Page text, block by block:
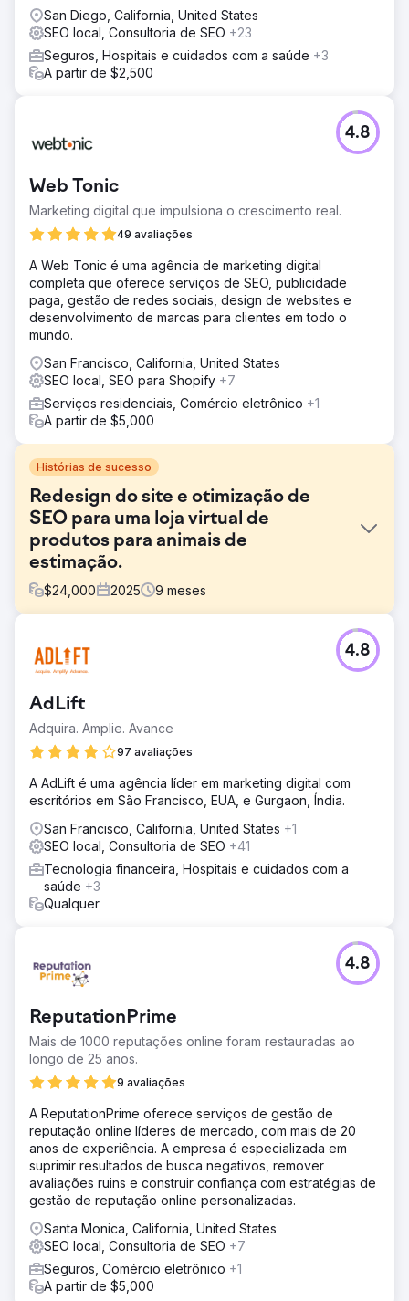
San Diego, California, United States
SEO local, Consultoria de SEO +23
Seguros, Hospitais e cuidados com a saúde +3
A partir de $2,500
Web Tonic
Marketing digital que impulsiona o crescimento real.
49 avaliações
4.8
A Web Tonic é uma agência de marketing digital
completa que oferece serviços de SEO, publicidade
paga, gestão de redes sociais, design de websites e
desenvolvimento de marcas para clientes em todo o
mundo.
San Francisco, California, United States
SEO local, SEO para Shopify +7
Serviços residenciais, Comércio eletrônico +1
A partir de $5,000
Histórias de sucesso
Redesign do site e otimização de
SEO para uma loja virtual de
produtos para animais de
estimação.
$24,000 2025 9 meses
Uma loja virtual de móveis enfrentava queda no tráfego
orgânico devido à arquitetura desatualizada do site,
páginas de produtos. As taxas de conversão estavam
abaixo da média do setor.
Solução
dispositivos móveis e SEO. Melhoramos os Core Web
Vitals, otimizamos o esquema de produtos, aprimoramos
o conteúdo das páginas de categoria e implementamos
links internos estratégicos. Simultaneamente, lançamos
campanhas de marketing de conteúdo e aquisição de
links.
Resultado
médio do pedido • 54 posições entre as 3 primeiras
palavras-chave • Crescimento de 2,6 vezes nas vendas
online mensais
Ir para a página da agência
AdLift
Adquira. Amplie. Avance
97 avaliações
4.8
A AdLift é uma agência líder em marketing digital com
escritórios em São Francisco, EUA, e Gurgaon, Índia.
San Francisco, California, United States +1
SEO local, Consultoria de SEO +41
Tecnologia financeira, Hospitais e cuidados com a
saúde +3
Qualquer
ReputationPrime
Mais de 1000 reputações online foram restauradas ao
longo de 25 anos.
9 avaliações
4.8
A ReputationPrime oferece serviços de gestão de
reputação online líderes de mercado, com mais de 20
anos de experiência. A empresa é especializada em
suprimir resultados de busca negativos, remover
avaliações ruins e construir confiança com estratégias de
gestão de reputação online personalizadas.
Santa Monica, California, United States
SEO local, Consultoria de SEO +7
Seguros, Comércio eletrônico +1
A partir de $5,000